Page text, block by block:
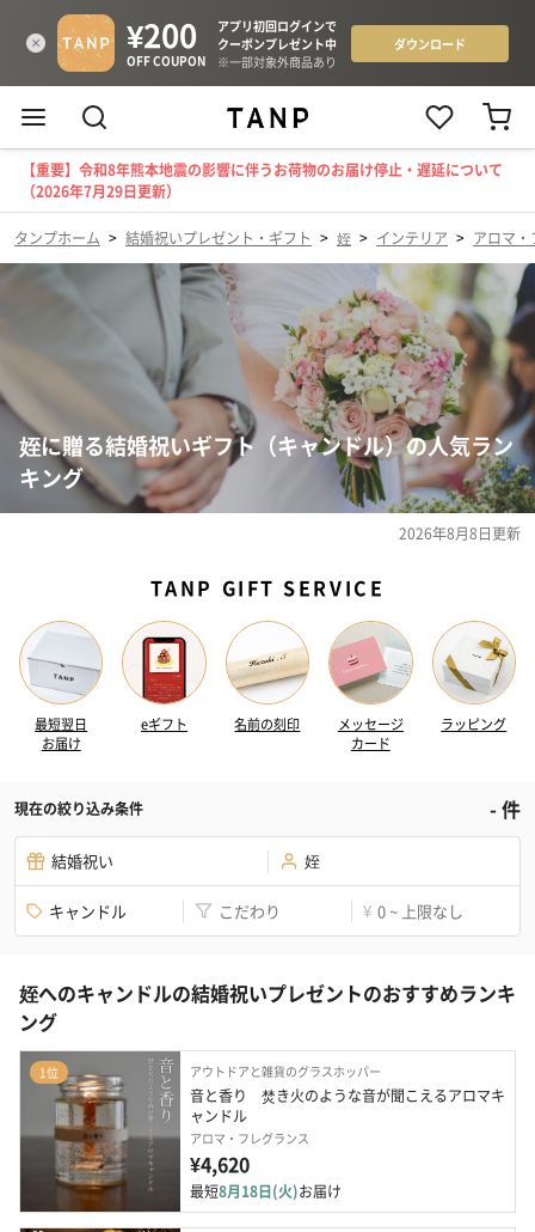
【重要】令和8年熊本地震の影響に伴うお荷物のお届け停止・遅延について
（2026年7月29日更新）
タンプホーム > 結婚祝いプレゼント・ギフト > 姪 > インテリア > アロマ
姪に贈る結婚祝いギフト（キャンドル）の人気ラン
キング
2026年8月8日更新
TANP GIFT SERVICE
最短翌日
お届け
eギフト 名前の刻印
メッセージ
カード
ラッピング
現在の絞り込み条件 -件
結婚祝い 姪
キャンドル こだわり ¥ 0 ~ 上限なし
姪へのキャンドルの結婚祝いプレゼントのおすすめランキ
ング
1位 アウトドアと雑貨のグラスホッパー
音と香り　焚き火のような音が聞こえるアロマキ
ャンドル
アロマ・フレグランス
¥4,620
最短8月18日(火)お届け